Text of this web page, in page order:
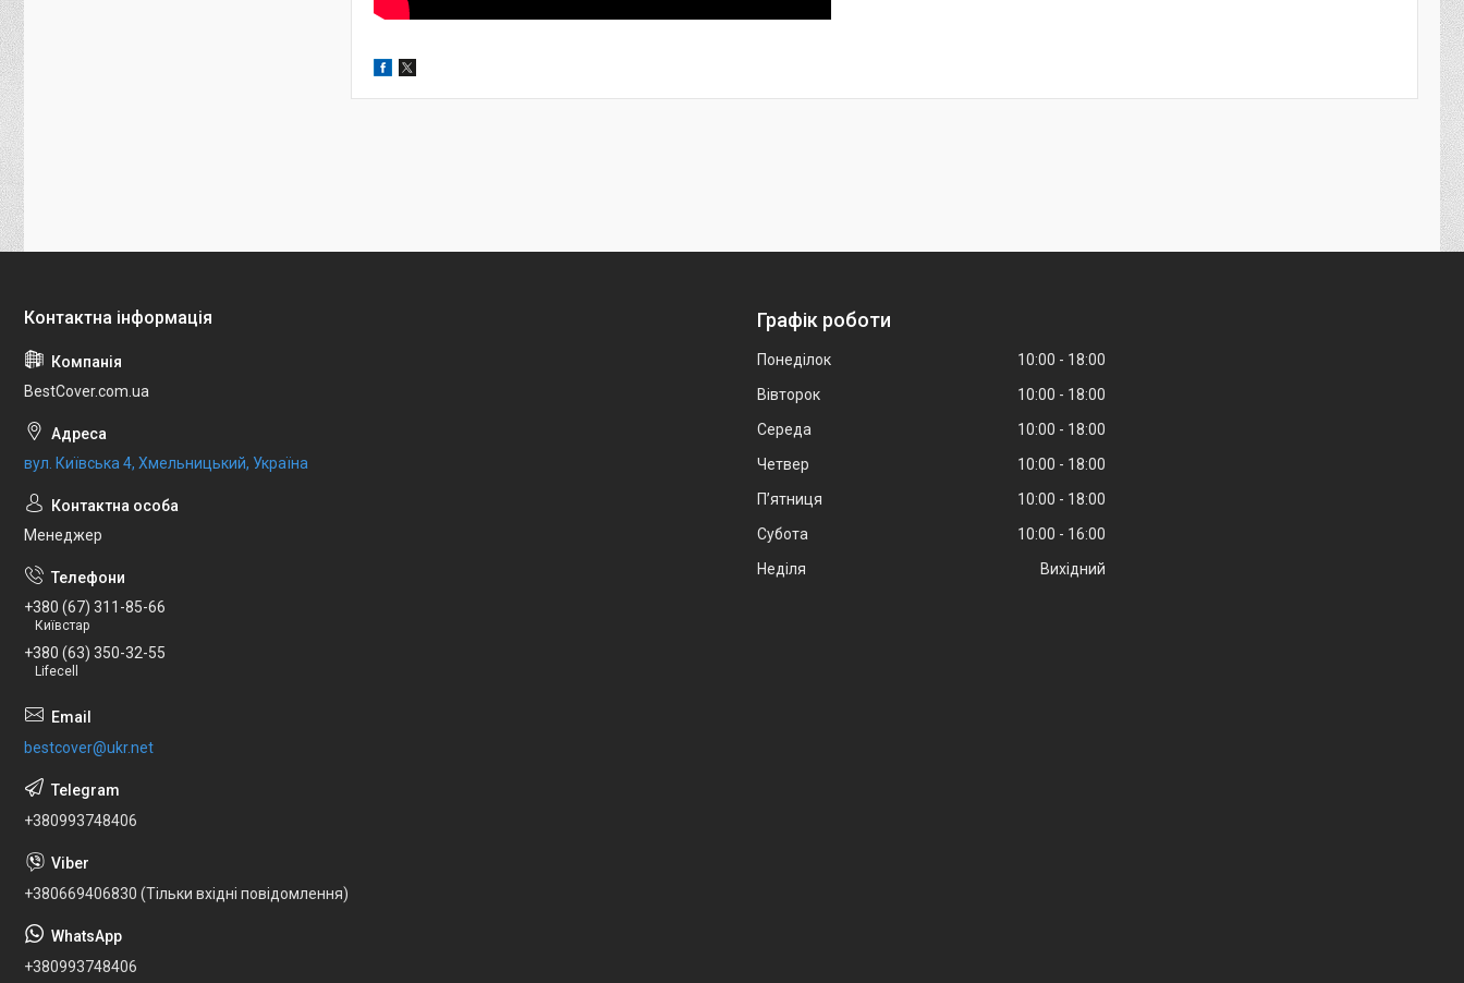
BestCover.com.ua
вул. Київська 4, Хмельницький, Україна
Менеджер
+380 (67) 311-85-66
Київстар
+380 (63) 350-32-55
Lifecell
bestcover@ukr.net
+380993748406
+380669406830 (Тільки вхідні повідомлення)
+380993748406
Графік роботи
Понеділок 10:00
18:00
Вівторок
10:00
18:00
Середа
10:00
18:00
Четвер
10:00
18:00
Пʼятниця
10:00
18:00
Субота
10:00
16:00
Неділя
Вихідний